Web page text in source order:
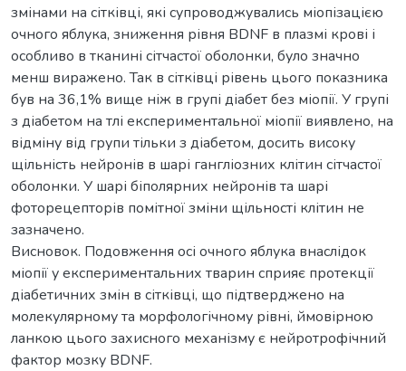
змінами на сітківці, які супроводжувались міопізацією
очного яблука, зниження рівня BDNF в плазмі крові і
особливо в тканині сітчастої оболонки, було значно
менш виражено. Так в сітківці рівень цього показника
був на 36,1% вище ніж в групі діабет без міопії. У групі
з діабетом на тлі експериментальної міопії виявлено, на
відміну від групи тільки з діабетом, досить високу
щільність нейронів в шарі гангліозних клітин сітчастої
оболонки. У шарі біполярних нейронів та шарі
фоторецепторів помітної зміни щільності клітин не
зазначено.
Висновок. Подовження осі очного яблука внаслідок
міопії у експериментальних тварин сприяє протекції
діабетичних змін в сітківці, що підтверджено на
молекулярному та морфологічному рівні, ймовірною
ланкою цього захисного механізму є нейротрофічний
фактор мозку BDNF.